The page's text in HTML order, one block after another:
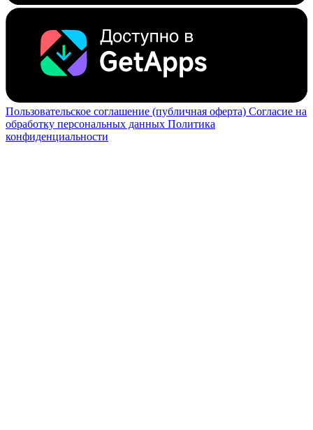
Пользовательское соглашение (публичная оферта) Согласие на
обработку персональных данных Политика
конфиденциальности